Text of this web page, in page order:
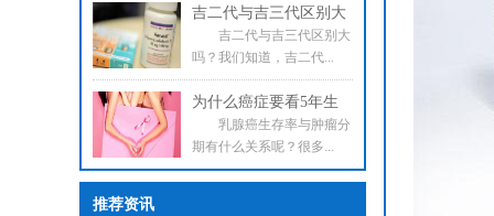
吉二代与吉三代区别大
吉二代与吉三代区别大
吗？我们知道，吉二代...
为什么癌症要看5年生
乳腺癌生存率与肿瘤分
期有什么关系呢？很多...
推荐资讯